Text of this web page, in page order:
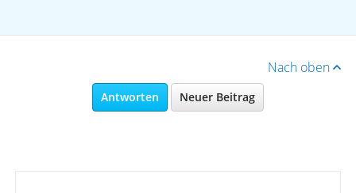
Nach oben
Antworten Neuer Beitrag